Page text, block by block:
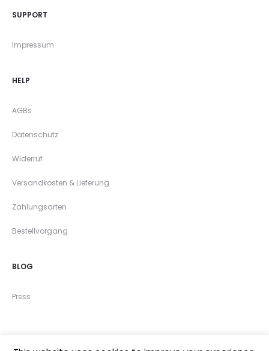
SUPPORT
Impressum
HELP
AGBs
Datenschutz
Widerruf
Versandkosten & Lieferung
Zahlungsarten
Bestellvorgang
BLOG
Press